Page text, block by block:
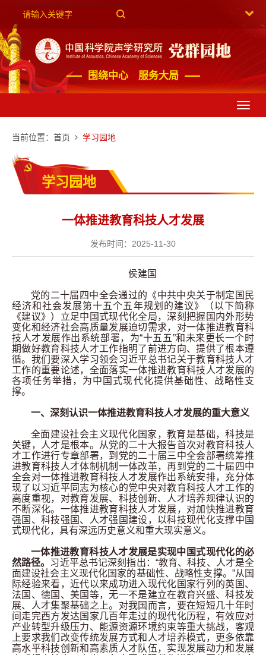
围绕中心 服务大局
当前位置： 首页 学习园地
学习园地
一体推进教育科技人才发展
发布时间：2025-11-30
侯建国
党的二十届四中全会通过的《中共中央关于制定国民
经济和社会发展第十五个五年规划的建议》（以下简称
《建议》）立足中国式现代化全局，深刻把握国内外形势
变化和经济社会高质量发展迫切需求，对一体推进教育科
技人才发展作出系统部署，为“十五五”和未来更长一个时
期做好教育科技人才工作指明了前进方向、提供了根本遵
循。我们要深入学习领会习近平总书记关于教育科技人才
工作的重要论述，全面落实一体推进教育科技人才发展的
各项任务举措，为中国式现代化提供基础性、战略性支
撑。
一、深刻认识一体推进教育科技人才发展的重大意义
全面建设社会主义现代化国家，教育是基础，科技是
关键，人才是根本。从党的二十大报告首次对教育科技人
才工作进行专章部署，到党的二十届三中全会部署统筹推
进教育科技人才体制机制一体改革，再到党的二十届四中
全会对一体推进教育科技人才发展作出系统安排，充分体
现了以习近平同志为核心的党中央对教育科技人才工作的
高度重视，对教育发展、科技创新、人才培养规律认识的
不断深化。一体推进教育科技人才发展，对加快推进教育
强国、科技强国、人才强国建设，以科技现代化支撑中国
式现代化，具有深远历史意义和重大现实意义。
一体推进教育科技人才发展是实现中国式现代化的必
然路径。 习近平总书记深刻指出：“教育、科技、人才是全
面建设社会主义现代化国家的基础性、战略性支撑。”从国
际经验来看，近代以来成功进入现代化国家行列的英国、
法国、德国、美国等，无一不是建立在教育兴盛、科技发
展、人才集聚基础之上。对我国而言，要在短短几十年时
间走完西方发达国家几百年走过的现代化历程，有效应对
产业转型升级压力、能源资源环境约束等重大挑战，客观
上要求我们改变传统发展方式和人才培养模式，更多依靠
高水平科技创新和高素质人才队伍，实现发展动力和发展